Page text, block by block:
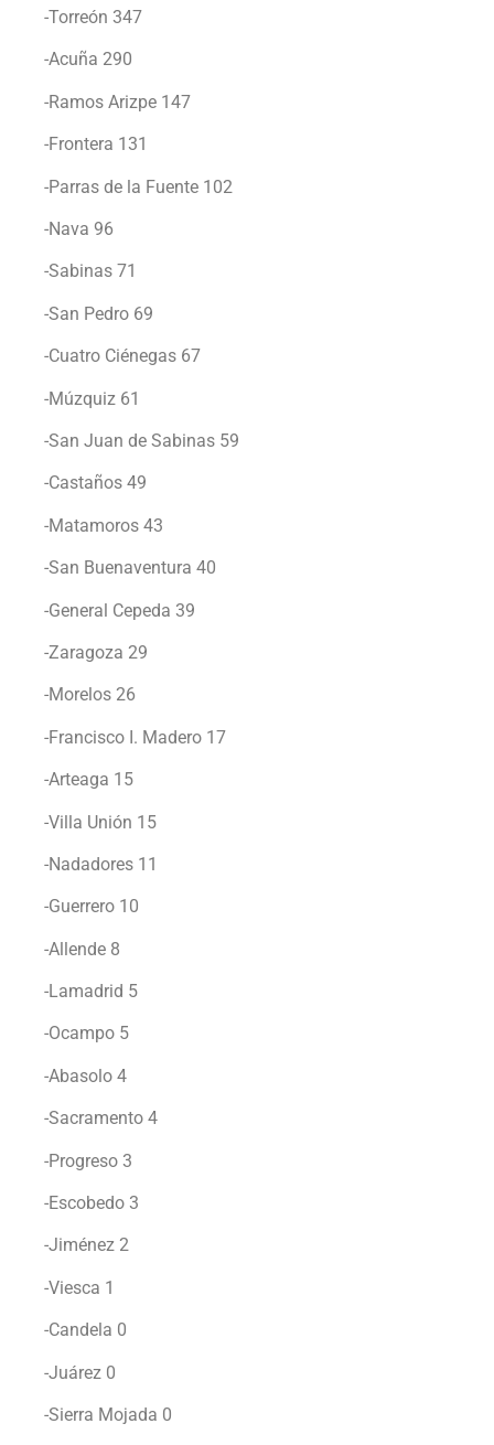
-Torreón 347
-Acuña 290
-Ramos Arizpe 147
-Frontera 131
-Parras de la Fuente 102
-Nava 96
-Sabinas 71
-San Pedro 69
-Cuatro Ciénegas 67
-Múzquiz 61
-San Juan de Sabinas 59
-Castaños 49
-Matamoros 43
-San Buenaventura 40
-General Cepeda 39
-Zaragoza 29
-Morelos 26
-Francisco I. Madero 17
-Arteaga 15
-Villa Unión 15
-Nadadores 11
-Guerrero 10
-Allende 8
-Lamadrid 5
-Ocampo 5
-Abasolo 4
-Sacramento 4
-Progreso 3
-Escobedo 3
-Jiménez 2
-Viesca 1
-Candela 0
-Juárez 0
-Sierra Mojada 0